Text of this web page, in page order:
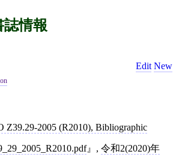
誌情報
Edit New
Z39.29-2005 (R2010), Bibliographic
, 令和2(2020)年